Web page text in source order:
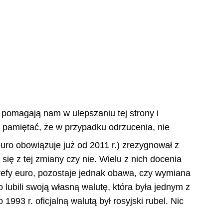
obowiązuje już od 2011 r.) zrezygnował z
z tej zmiany czy nie. Wielu z nich docenia
euro, pozostaje jednak obawa, czy wymiana
swoją własną walutę, która była jednym z
r. oficjalną walutą był rosyjski rubel. Nic
nam w ulepszaniu tej strony i
że w przypadku odrzucenia, nie